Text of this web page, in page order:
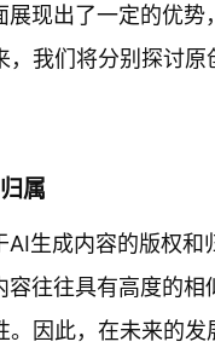
现出了一定的优
我们将分别探讨
属
生成内容的版权和
往往具有高度的
因此，在未来的